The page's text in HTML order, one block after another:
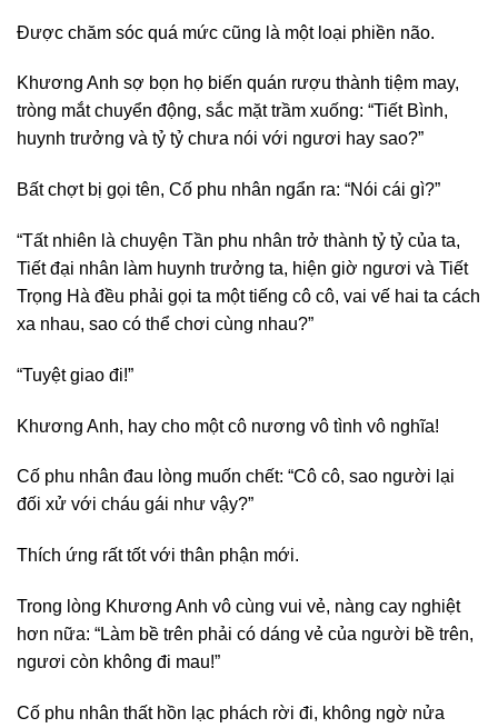
Được chăm sóc quá mức cũng là một loại phiền não.
Khương Anh sợ bọn họ biến quán rượu thành tiệm may,
tròng mắt chuyển động, sắc mặt trầm xuống: “Tiết Bình,
huynh trưởng và tỷ tỷ chưa nói với ngươi hay sao?”
Bất chợt bị gọi tên, Cố phu nhân ngẩn ra: “Nói cái gì?”
“Tất nhiên là chuyện Tần phu nhân trở thành tỷ tỷ của ta,
Tiết đại nhân làm huynh trưởng ta, hiện giờ ngươi và Tiết
Trọng Hà đều phải gọi ta một tiếng cô cô, vai vế hai ta cách
xa nhau, sao có thể chơi cùng nhau?”
“Tuyệt giao đi!”
Khương Anh, hay cho một cô nương vô tình vô nghĩa!
Cố phu nhân đau lòng muốn chết: “Cô cô, sao người lại
đối xử với cháu gái như vậy?”
Thích ứng rất tốt với thân phận mới.
Trong lòng Khương Anh vô cùng vui vẻ, nàng cay nghiệt
hơn nữa: “Làm bề trên phải có dáng vẻ của người bề trên,
ngươi còn không đi mau!”
Cố phu nhân thất hồn lạc phách rời đi, không ngờ nửa